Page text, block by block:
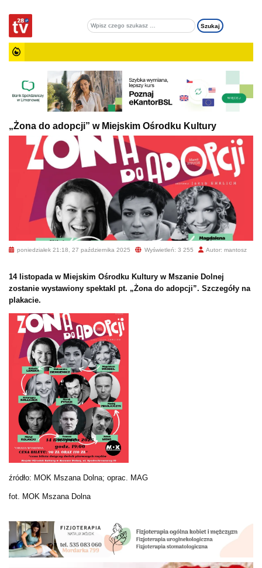
„Żona do adopcji” w Miejskim Ośrodku Kultury
poniedziałek 21:18, 27 października 2025 Wyświetleń: 3 255 Autor: mantosz
14 listopada w Miejskim Ośrodku Kultury w Mszanie Dolnej
zostanie wystawiony spektakl pt. „Żona do adopcji”. Szczegóły na
plakacie.
źródło: MOK Mszana Dolna; oprac. MAG
fot. MOK Mszana Dolna